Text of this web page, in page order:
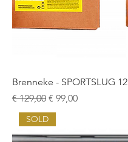
Brenneke - SPORTSLUG 12
Normale prijs
€ 129,00 Verkoopprijs
€ 99,00
SOLD